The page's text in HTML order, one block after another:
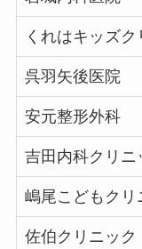
くれはキッズク
呉羽矢後医院
安元整形外科
吉田内科クリニ
嶋尾こどもクリ
佐伯クリニック